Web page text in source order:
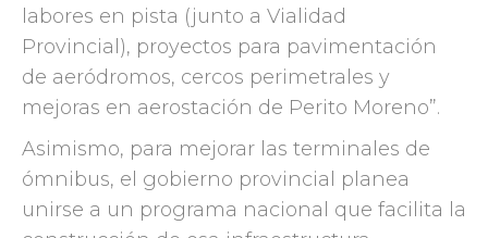
labores en pista (junto a Vialidad
Provincial), proyectos para pavimentación
de aeródromos, cercos perimetrales y
mejoras en aerostación de Perito Moreno”.
Asimismo, para mejorar las terminales de
ómnibus, el gobierno provincial planea
unirse a un programa nacional que facilita la